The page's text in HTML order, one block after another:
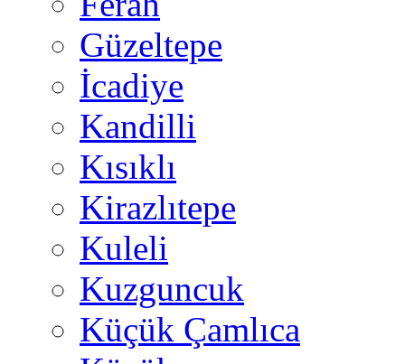
Güzeltepe
İcadiye
Kandilli
Kısıklı
Kirazlıtepe
Kuleli
Kuzguncuk
Küçük Çamlıca